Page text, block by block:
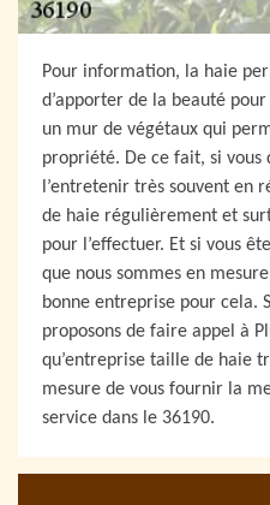
Pour information, la haie
d’apporter de la beauté
un mur de végétaux qui
propriété. De ce fait, si vous
l’entretenir très souvent en
de haie régulièrement et
pour l’effectuer. Et si vous
que nous sommes en
bonne entreprise pour cela.
proposons de faire appel à
qu’entreprise taille de haie
mesure de vous fournir la
service dans le 36190.